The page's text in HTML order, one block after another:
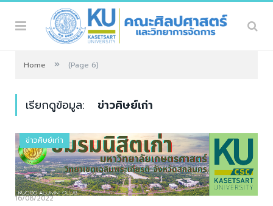
Home » (Page 6)
เรียกดูข้อมูล: ข่าวศิษย์เก่า
ข่าวศิษย์เก่า
16/08/2022